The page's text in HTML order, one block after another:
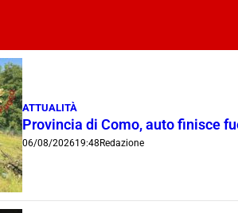
ATTUALITÀ
Provincia di Como, auto finisce
06/08/202619:48 Redazione